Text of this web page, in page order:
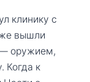
клинику с
вышли
оружием,
Когда к